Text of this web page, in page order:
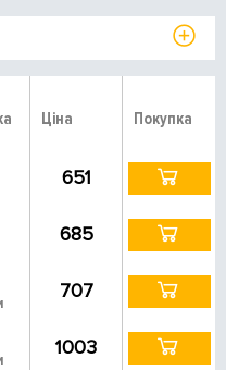
Ціна Покупка
651
685
707
1003